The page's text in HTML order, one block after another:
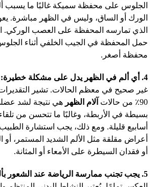
الجلوس على محفظة سميكة غالبًا ما يسبب
الورك أو الساق، وليس في الظهر مباشرة.
الذي تمارسه المحفظة على العصب
حمل المحفظة في الجيب الخلفي أثناء
محفظة أصغر.
4. أي ألم في الظهر يدل على مشكلة خطيرة:
غير صحيح في معظم الحالات. تشير
90٪ من حالات
آلام الظهر هي نتيجة لشد
بسيطة في الأربطة، وغالبًا ما تتحسن من
أسابيع قليلة. ومع ذلك، يجب استشارة
أعراض مقلقة مثل الألم الشديد المستمر، أو
أو فقدان السيطرة على الأمعاء أو المثانة.
5. يجب تجنب ممارسة الرياضة عند الشعور بألم في الظهر: